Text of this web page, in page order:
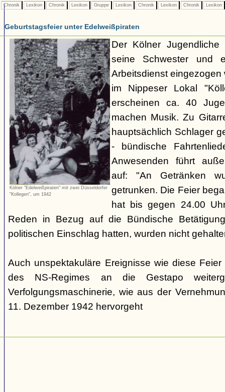
Chronik Lexikon Chronik Lexikon Gruppe Lexikon Chronik Lexikon Chronik Lexikon
Geburtstagsfeier unter Edelweißpiraten
Kölner "Edelweißpiraten" mit zwei Düsseldorfer
"Kollegen", um 1942
Der Kölner
seine Schwester und
Arbeitsdienst
im Nippeser Lokal
erscheinen ca. 40
machen Musik. Zu
hauptsächlich Schlager
- bündische
Anwesenden führt
auf: "An Getränken
getrunken. Die Feier
hat bis gegen 24.00
Reden in Bezug auf die Bündische
politischen Einschlag hatten, wurden nicht
Auch unspektakuläre Ereignisse wie diese
des NS-Regimes an die Gestapo
Verfolgungsmaschinerie, wie aus der
11. Dezember 1942 hervorgeht